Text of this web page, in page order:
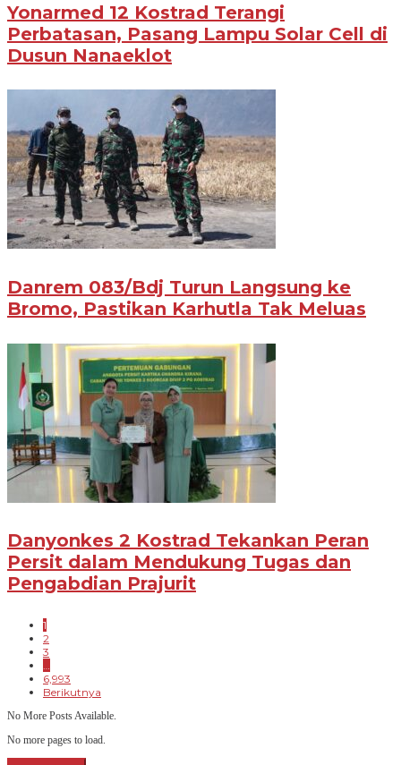
Yonarmed 12 Kostrad Terangi
Perbatasan, Pasang Lampu Solar Cell di
Dusun Nanaeklot
Danrem 083/Bdj Turun Langsung ke
Bromo, Pastikan Karhutla Tak Meluas
Danyonkes 2 Kostrad Tekankan Peran
Persit dalam Mendukung Tugas dan
Pengabdian Prajurit
1
2
3
6,993
Berikutnya
No More Posts Available.
No more pages to load.